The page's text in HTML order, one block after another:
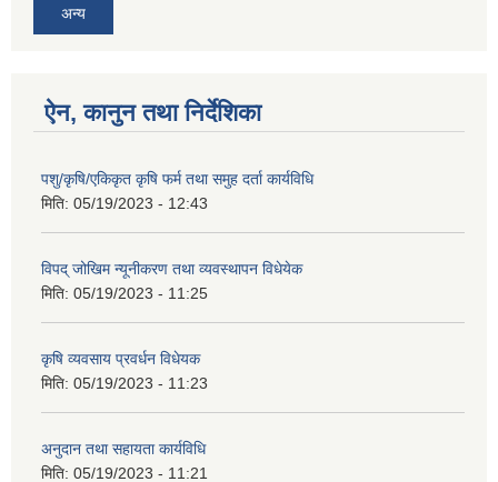
अन्य
ऐन, कानुन तथा निर्देशिका
पशु/कृषि/एकिकृत कृषि फर्म तथा समुह दर्ता कार्यविधि
मिति: 05/19/2023 - 12:43
विपद् जोखिम न्यूनीकरण तथा व्यवस्थापन विधेयेक
मिति: 05/19/2023 - 11:25
कृषि व्यवसाय प्रवर्धन विधेयक
मिति: 05/19/2023 - 11:23
अनुदान तथा सहायता कार्यविधि
मिति: 05/19/2023 - 11:21